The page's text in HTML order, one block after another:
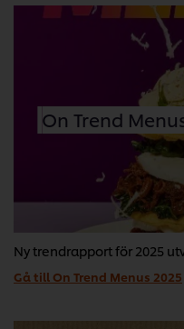
On Trend
Ny trendrapport för 2025
Gå till On Trend Menus 2025